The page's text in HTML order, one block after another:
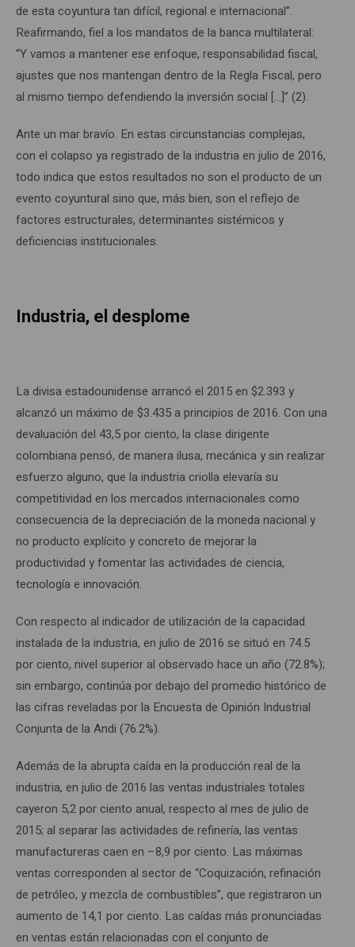
de esta coyuntura tan difícil, regional e internacional”.
Reafirmando, fiel a los mandatos de la banca multilateral:
“Y vamos a mantener ese enfoque, responsabilidad fiscal,
ajustes que nos mantengan dentro de la Regla Fiscal, pero
al mismo tiempo defendiendo la inversión social […]” (2).
Ante un mar bravío. En estas circunstancias complejas,
con el colapso ya registrado de la industria en julio de 2016,
todo indica que estos resultados no son el producto de un
evento coyuntural sino que, más bien, son el reflejo de
factores estructurales, determinantes sistémicos y
deficiencias institucionales.
Industria, el desplome
La divisa estadounidense arrancó el 2015 en $2.393 y
alcanzó un máximo de $3.435 a principios de 2016. Con una
devaluación del 43,5 por ciento, la clase dirigente
colombiana pensó, de manera ilusa, mecánica y sin realizar
esfuerzo alguno, que la industria criolla elevaría su
competitividad en los mercados internacionales como
consecuencia de la depreciación de la moneda nacional y
no producto explícito y concreto de mejorar la
productividad y fomentar las actividades de ciencia,
tecnología e innovación.
Con respecto al indicador de utilización de la capacidad
instalada de la industria, en julio de 2016 se situó en 74.5
por ciento, nivel superior al observado hace un año (72.8%);
sin embargo, continúa por debajo del promedio histórico de
las cifras reveladas por la Encuesta de Opinión Industrial
Conjunta de la Andi (76.2%).
Además de la abrupta caída en la producción real de la
industria, en julio de 2016 las ventas industriales totales
cayeron 5,2 por ciento anual, respecto al mes de julio de
2015; al separar las actividades de refinería, las ventas
manufactureras caen en –8,9 por ciento. Las máximas
ventas corresponden al sector de “Coquización, refinación
de petróleo, y mezcla de combustibles”, que registraron un
aumento de 14,1 por ciento. Las caídas más pronunciadas
en ventas están relacionadas con el conjunto de